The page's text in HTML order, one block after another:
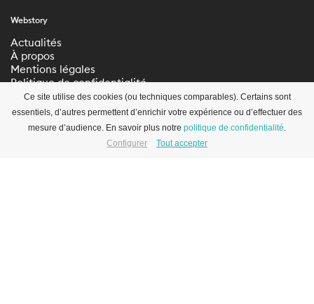
Webstory
Actualités
À propos
Mentions légales
Politique de confidentialité
Paramètres de
confidentialité
Ce site utilise des cookies (ou techniques comparables). Certains sont
essentiels, d’autres permettent d’enrichir votre expérience ou d’effectuer des
mesure d’audience. En savoir plus notre politique de confidentialité.
Configurer
Tout accepter